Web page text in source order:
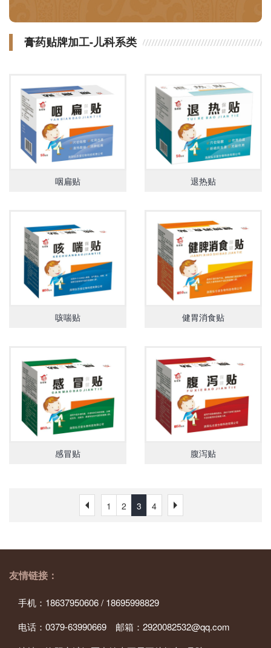
膏药贴牌加工-儿科系类
咽扁贴 退热贴
咳喘贴 健胃消食贴
感冒贴 腹泻贴
1 2 3 4
友情链接：
手机：18637950606 / 18695998829
电话：0379-63990669 邮箱：2920082532@qq.com